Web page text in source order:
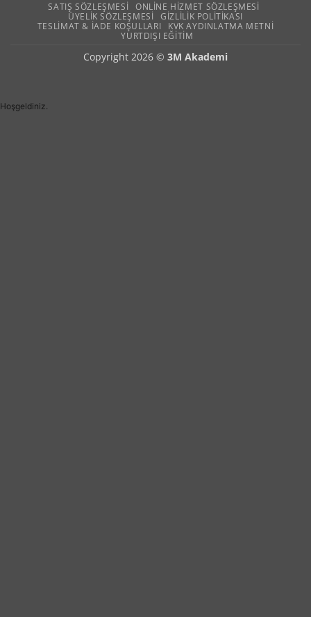
SATIŞ SÖZLEŞMESI
ONLINE HIZMET SÖZLEŞMESI
ÜYELIK SÖZLEŞMESI
GIZLILIK POLITIKASI
TESLIMAT & İADE KOŞULLARI
KVK AYDINLATMA METNI
YURTDIŞI EĞITIM
Copyright 2026 © 3M Akademi
Hoşgeldiniz.